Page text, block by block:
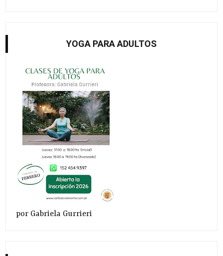
YOGA PARA ADULTOS
por Gabriela Gurrieri